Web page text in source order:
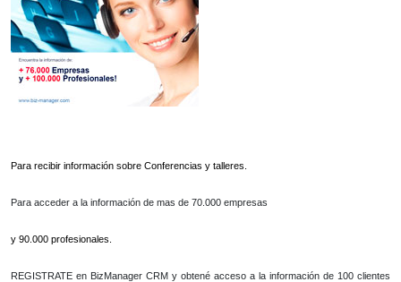
Para recibir información sobre Conferencias y talleres.
Para acceder a la información de mas de 70.000 empresas
y 90.000 profesionales.
REGISTRATE en BizManager CRM y obtené acceso a la información de 100 clientes